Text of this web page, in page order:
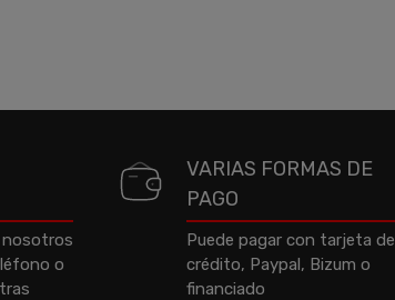
o
VARIAS FORMAS DE
PAGO
Puede pagar con tarjeta de
crédito, Paypal, Bizum o
financiado